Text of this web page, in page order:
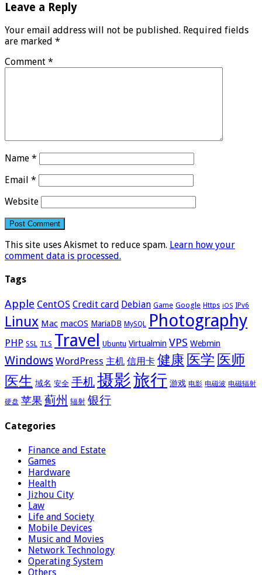
Leave a Reply
Your email address will not be published. Required fields
are marked *
Comment *
Name *
Email *
Website
This site uses Akismet to reduce spam. Learn how your
comment data is processed.
Tags
Apple CentOS Credit card Debian Game Google Https iOS IPv6
Linux Mac macOS MariaDB MySQL Photography
PHP SSL TLS Travel Ubuntu Virtualmin VPS Webmin
Windows WordPress 主机 信用卡 健康 医学 医师
医生 域名 安全 手机摄影旅行 游戏 电影 电磁波 电磁辐射
硬盘 苹果 蓟州 辐射 银行
Categories
Finance and Estate
Games
Hardware
Health
Jizhou City
Law
Life and Society
Mobile Devices
Music and Movies
Network Technology
Operating System
Others